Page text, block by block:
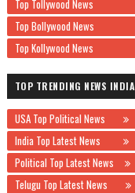
Top Tollywood News
Top Bollywood News
Top Kollywood News
TOP TRENDING NEWS INDIA
USA Top Political News
India Top Latest News
Political Top Latest News
Telugu Top Latest News